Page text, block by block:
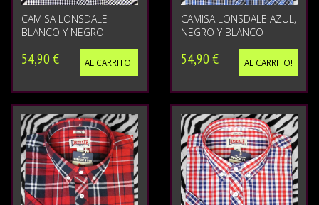
CAMISA LONSDALE
BLANCO Y NEGRO
54,90 € AL CARRITO!
CAMISA LONSDALE AZUL,
NEGRO Y BLANCO
54,90 € AL CARRITO!